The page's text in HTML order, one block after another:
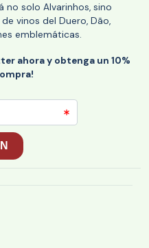
no solo Alvarinhos, sino
vinos del Duero, Dão,
emblemáticas.
ahora y obtenga un 10%